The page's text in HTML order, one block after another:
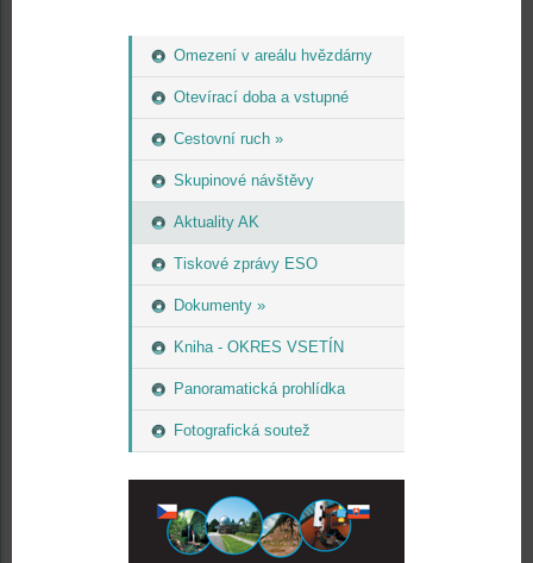
Omezení v areálu hvězdárny
Otevírací doba a vstupné
Cestovní ruch »
Skupinové návštěvy
Aktuality AK
Tiskové zprávy ESO
Dokumenty »
Kniha - OKRES VSETÍN
Panoramatická prohlídka
Fotografická soutež